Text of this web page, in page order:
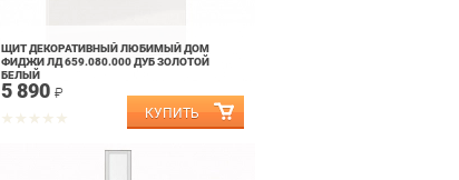
ЩИТ ДЕКОРАТИВНЫЙ ЛЮБИМЫЙ ДОМ
ФИДЖИ ЛД 659.080.000 ДУБ ЗОЛОТОЙ
БЕЛЫЙ
5 890 ₽